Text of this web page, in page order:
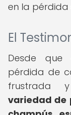
en la pérdida
El
Desde que
pérdida de
frustrada
variedad de